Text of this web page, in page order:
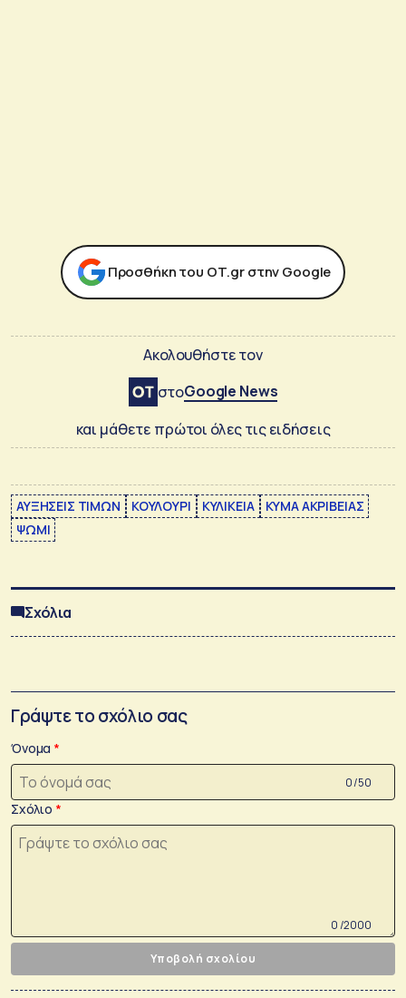
Προσθήκη του ΟΤ.gr στην Google
Ακολουθήστε τον
στοGoogle News
και μάθετε πρώτοι όλες τις ειδήσεις
ΑΥΞΗΣΕΙΣ ΤΙΜΩΝ ΚΟΥΛΟΥΡΙ ΚΥΛΙΚΕΙΑ
ΚΥΜΑ ΑΚΡΙΒΕΙΑΣ
ΨΩΜΙ
Σχόλια
Γράψτε το σχόλιο σας
Όνομα
0 /50
Σχόλιο
0 /2000
Υποβολή σχολίου